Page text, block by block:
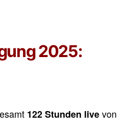
2025:
122 Stunden livevon